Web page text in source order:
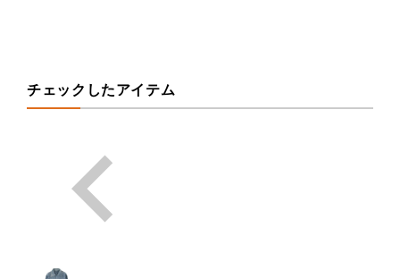
チェックしたアイテム